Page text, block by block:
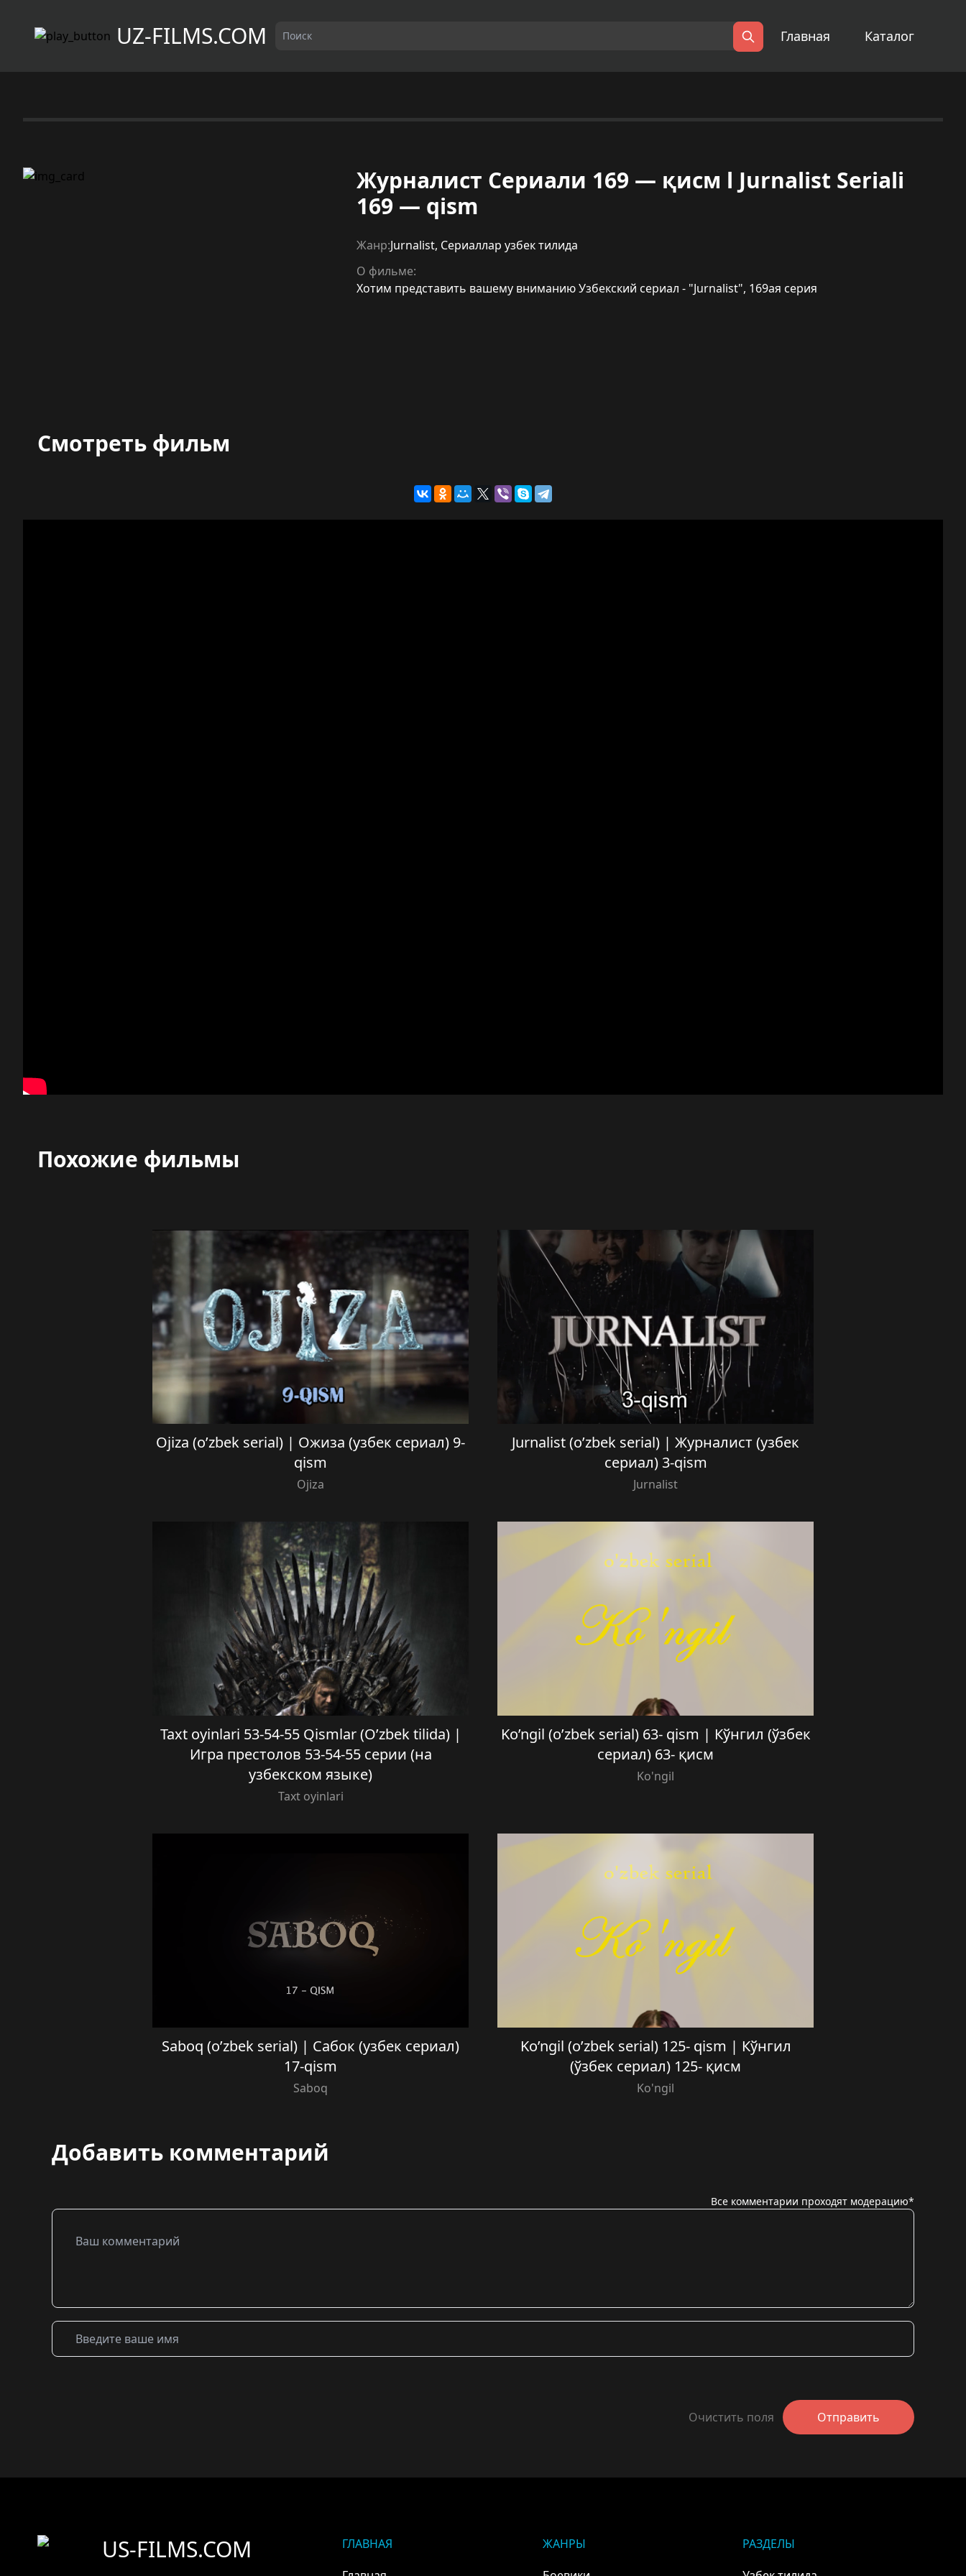
UZ-FILMS.COM Поиск
Главная Каталог
Журналист Сериали 169 — қисм l Jurnalist Seriali
169 — qism
Жанр:Jurnalist, Сериаллар узбек тилида
О фильме:
Хотим представить вашему вниманию Узбекский сериал - "Jurnalist", 169ая серия
Смотреть фильм
Похожие фильмы
Ojiza (o’zbek serial) | Ожиза (узбек сериал) 9-
qism
Ojiza
Jurnalist (o’zbek serial) | Журналист (узбек
сериал) 3-qism
Jurnalist
Taxt oyinlari 53-54-55 Qismlar (O’zbek tilida) |
Игра престолов 53-54-55 серии (на
узбекском языке)
Taxt oyinlari
Ko’ngil (o’zbek serial) 63- qism | Кўнгил (ўзбек
сериал) 63- қисм
Ko'ngil
Saboq (o’zbek serial) | Сабок (узбек сериал)
17-qism
Saboq
Ko’ngil (o’zbek serial) 125- qism | Кўнгил
(ўзбек сериал) 125- қисм
Ko'ngil
Добавить комментарий
Все комментарии проходят модерацию*
Очистить поля Отправить
US-FILMS.COM
ГЛАВНАЯ
ЖАНРЫ
РАЗДЕЛЫ